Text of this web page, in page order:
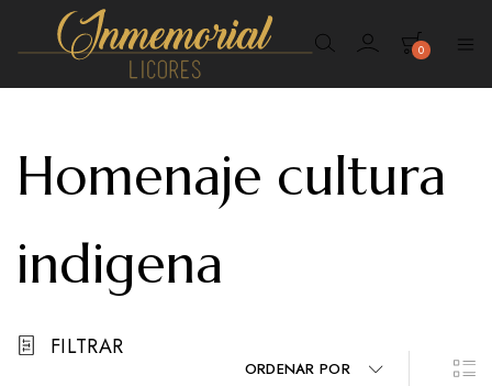
Inmemorial
0
Homenaje cultura
indigena
FILTRAR
ORDENAR POR